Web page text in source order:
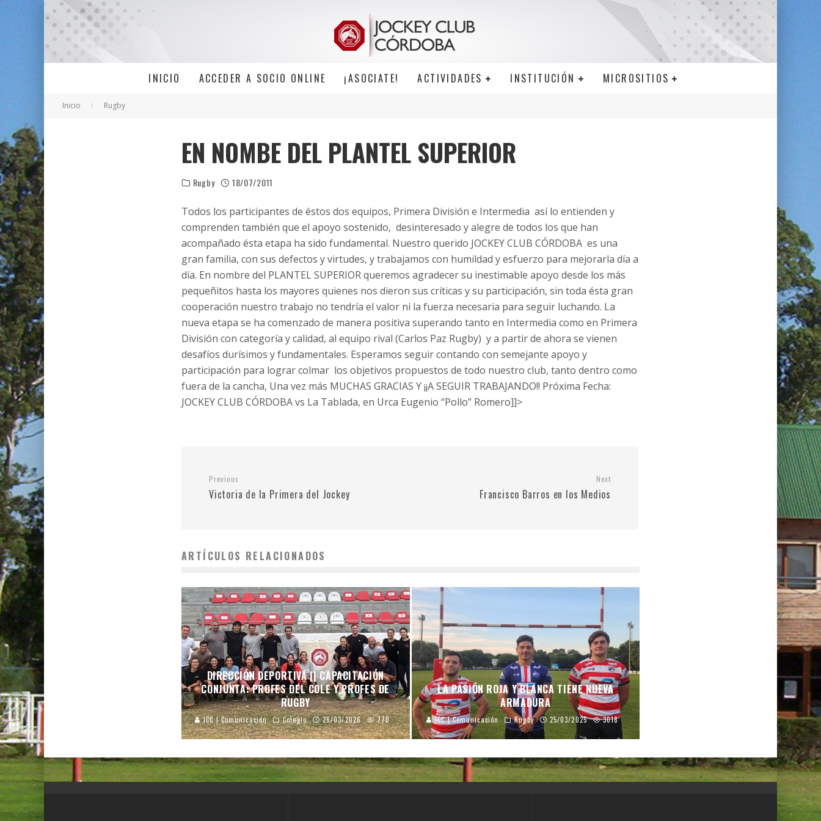
INICIO ACCEDER A SOCIO ONLINE ¡ASOCIATE! ACTIVIDADES INSTITUCIÓN MICROSITIOS
Inicio Rugby
EN NOMBE DEL PLANTEL SUPERIOR
Rugby 18/07/2011
Todos los participantes de éstos dos equipos, Primera División e Intermedia así lo entienden y
comprenden también que el apoyo sostenido, desinteresado y alegre de todos los que han
acompañado ésta etapa ha sido fundamental. Nuestro querido JOCKEY CLUB CÓRDOBA es una
gran familia, con sus defectos y virtudes, y trabajamos con humildad y esfuerzo para mejorarla día a
día. En nombre del PLANTEL SUPERIOR queremos agradecer su inestimable apoyo desde los más
pequeñitos hasta los mayores quienes nos dieron sus críticas y su participación, sin toda ésta gran
cooperación nuestro trabajo no tendría el valor ni la fuerza necesaria para seguir luchando. La
nueva etapa se ha comenzado de manera positiva superando tanto en Intermedia como en Primera
División con categoría y calidad, al equipo rival (Carlos Paz Rugby) y a partir de ahora se vienen
desafíos durísimos y fundamentales. Esperamos seguir contando con semejante apoyo y
participación para lograr colmar los objetivos propuestos de todo nuestro club, tanto dentro como
fuera de la cancha, Una vez más MUCHAS GRACIAS Y ¡¡A SEGUIR TRABAJANDO!! Próxima Fecha:
JOCKEY CLUB CÓRDOBA vs La Tablada, en Urca Eugenio “Pollo” Romero]]>
Previous
Victoria de la Primera del Jockey
Next
Francisco Barros en los Medios
ARTÍCULOS RELACIONADOS
DIRECCIÓN DEPORTIVA || CAPACITACIÓN
CONJUNTA: PROFES DEL COLE Y PROFES DE
RUGBY
JCC | Comunicación Colegio 26/03/2026 770
LA PASIÓN ROJA Y BLANCA TIENE NUEVA
ARMADURA
JCC | Comunicación Rugby 25/03/2025 3018